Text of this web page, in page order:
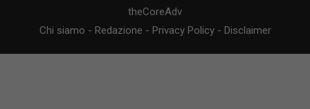
theCoreAdv
Chi siamo - Redazione - Privacy Policy- Disclaimer